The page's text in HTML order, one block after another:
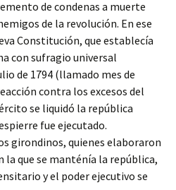
de condenas a muerte
de la revolución. En ese
Constitución, que establecía
con sufragio universal
de 1794 (llamado mes de
contra los excesos del
se liquidó la república
fue ejecutado.
girondinos, quienes elaboraron
la que se manténía la república,
y el poder ejecutivo se